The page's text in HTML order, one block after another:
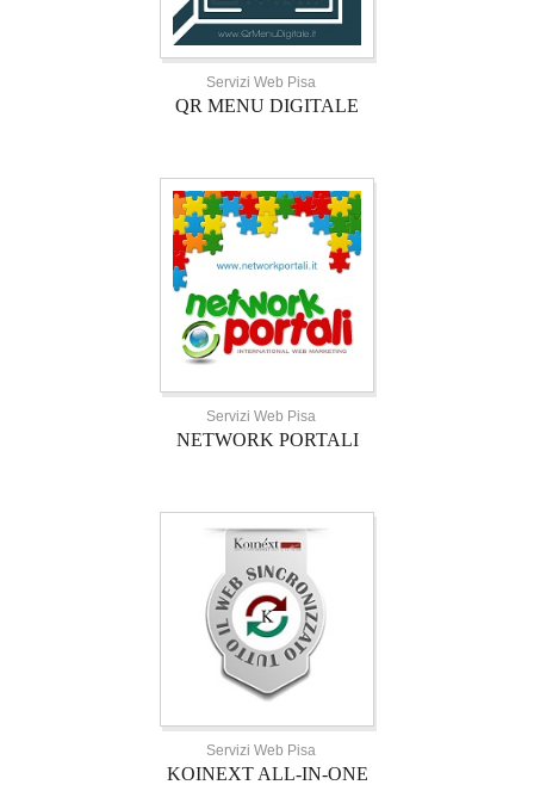
Servizi Web Pisa
QR MENU DIGITALE
Servizi Web Pisa
NETWORK PORTALI
Servizi Web Pisa
KOINEXT ALL-IN-ONE